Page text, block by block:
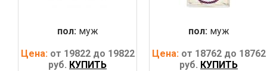
пол:муж
Цена: от 19822 до 19822
руб. КУПИТЬ
пол:муж
Цена: от 18762 до 18762
руб. КУПИТЬ